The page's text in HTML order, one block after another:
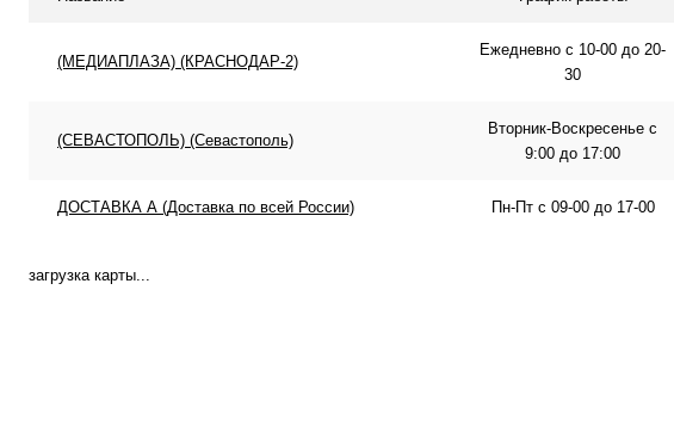
(МЕДИАПЛАЗА) (КРАСНОДАР-2)
Ежедневно с 10-00 до 20-
30
(СЕВАСТОПОЛЬ) (Севастополь)
Вторник-Воскресенье с
9:00 до 17:00
ДОСТАВКА А (Доставка по всей России) Пн-Пт с 09-00 до 17-00
загрузка карты...